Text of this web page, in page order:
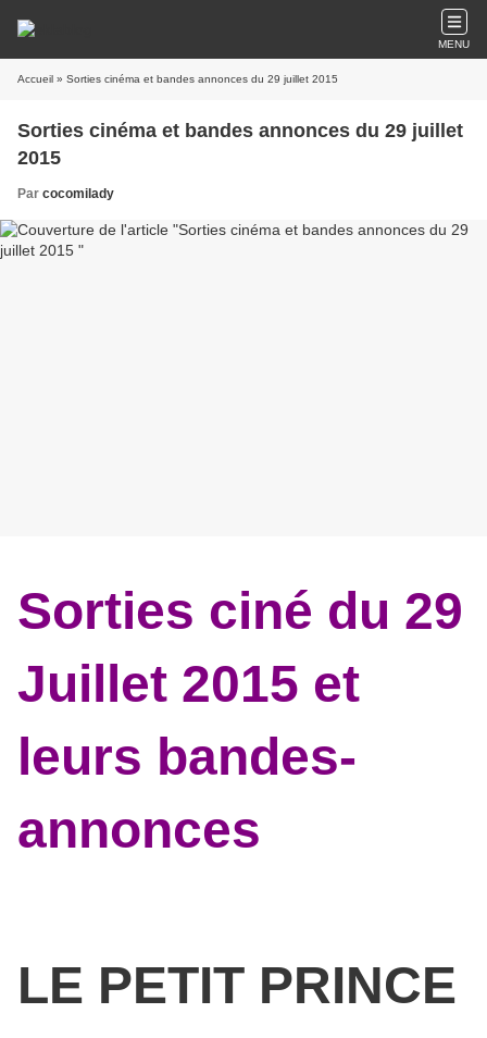
MENU
Accueil » Sorties cinéma et bandes annonces du 29 juillet 2015
Sorties cinéma et bandes annonces du 29 juillet
2015
Par cocomilady
Sorties ciné du 29
Juillet 2015 et
leurs bandes-
annonces
LE PETIT PRINCE